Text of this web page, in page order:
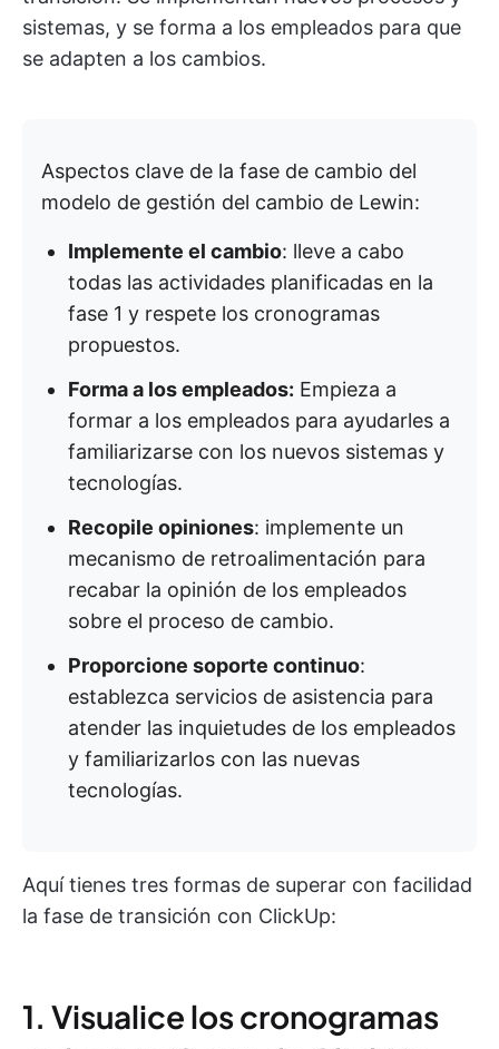
sistemas, y se forma a los empleados para que
se adapten a los cambios.
Aspectos clave de la fase de cambio del
modelo de gestión del cambio de Lewin:
Implemente el cambio: lleve a cabo
todas las actividades planificadas en la
fase 1 y respete los cronogramas
propuestos.
Forma a los empleados: Empieza a
formar a los empleados para ayudarles a
familiarizarse con los nuevos sistemas y
tecnologías.
Recopile opiniones: implemente un
mecanismo de retroalimentación para
recabar la opinión de los empleados
sobre el proceso de cambio.
Proporcione soporte continuo:
establezca servicios de asistencia para
atender las inquietudes de los empleados
y familiarizarlos con las nuevas
tecnologías.
Aquí tienes tres formas de superar con facilidad
la fase de transición con ClickUp:
1. Visualice los cronogramas